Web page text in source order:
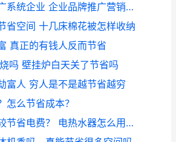
节省费用营销推广系统企业 企业品牌推广营销方案
省空间 十几床棉花被怎样收纳
真正的有钱人反而节省
吗 壁挂炉白天关了节省吗
富人 穷人是不是越节省越穷
怎么节省成本？
热水器怎么样比较节省电费？ 电热水器怎么用节省电